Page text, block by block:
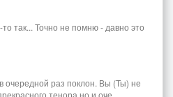
то так... Точно не помню - давно это
очередной раз поклон. Вы (Ты) не